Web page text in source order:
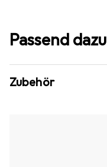
Passend dazu
Zubehör